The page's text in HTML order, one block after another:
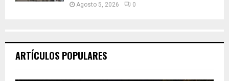
Agosto 5, 2026 0
ARTÍCULOS POPULARES